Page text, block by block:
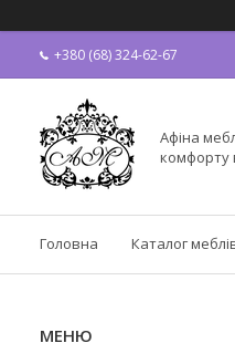
+380 (68) 324-62-67
Афіна
комфорту
Головна Каталог